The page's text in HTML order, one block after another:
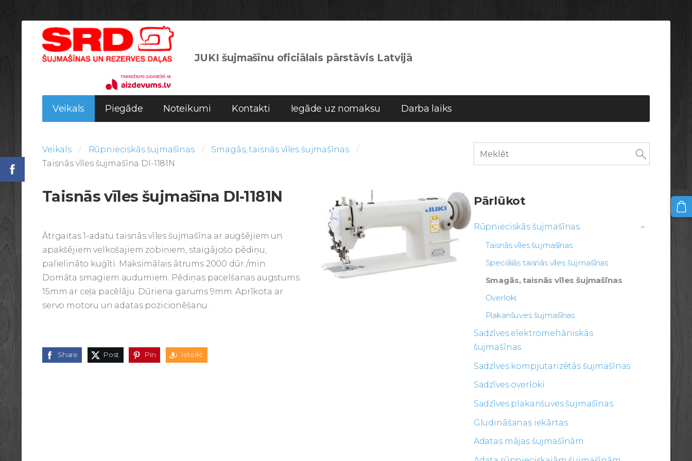
JUKI šujmašīnu oficiālais pārstāvis Latvijā
Veikals Piegāde Noteikumi Kontakti Iegāde uz nomaksu Darba laiks
Pārlūkot
Rūpnieciskās šujmašīnas
Taisnās vīles šujmašīnas
Speciālās taisnās vīles šujmašīnas
Smagās, taisnās vīles šujmašīnas
Overloki
Plakanšuves šujmašīnas
›
Sadzīves elektromehāniskās
šujmašīnas
Sadzīves kompjutarizētās šujmašīnas
Sadzīves overloki
Sadzīves plakanšuves šujmašīnas
Gludināšanas iekārtas
Adatas mājas šujmašīnām
Veikals Rūpnieciskās šujmašīnas
Smagās, taisnās vīles šujmašīnas
Taisnās vīles šujmašīna DI-1181N
Taisnās vīles šujmašīna DI-1181N
Ātrgaitas 1-adatu taisnās vīles šujmašīna ar augšējiem un
apakšējiem velkošajiem zobiņiem, staigājošo pēdiņu,
palielināto kuģīti. Maksimālais ātrums 2000 dūr./min.
Domāta smagiem audumiem. Pēdiņas pacelšanas augstums
15mm ar ceļa pacēlāju. Dūriena garums 9mm. Aprīkota ar
servo motoru un adatas pozicionēšanu.
Share Post Pin Ieteikt